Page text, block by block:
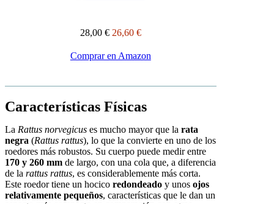
28,00 € 26,60 €
Comprar en Amazon
Características Físicas
La Rattus norvegicus es mucho mayor que la rata
negra (Rattus rattus), lo que la convierte en uno de los
roedores más robustos. Su cuerpo puede medir entre
170 y 260 mm de largo, con una cola que, a diferencia
de la rattus rattus, es considerablemente más corta.
Este roedor tiene un hocico redondeado y unos ojos
relativamente pequeños, características que le dan un